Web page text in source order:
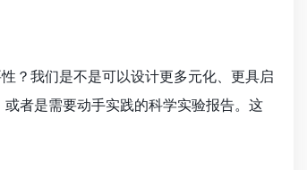
？我们是不是可以设计更多元化、更具启
者是需要动手实践的科学实验报告。这